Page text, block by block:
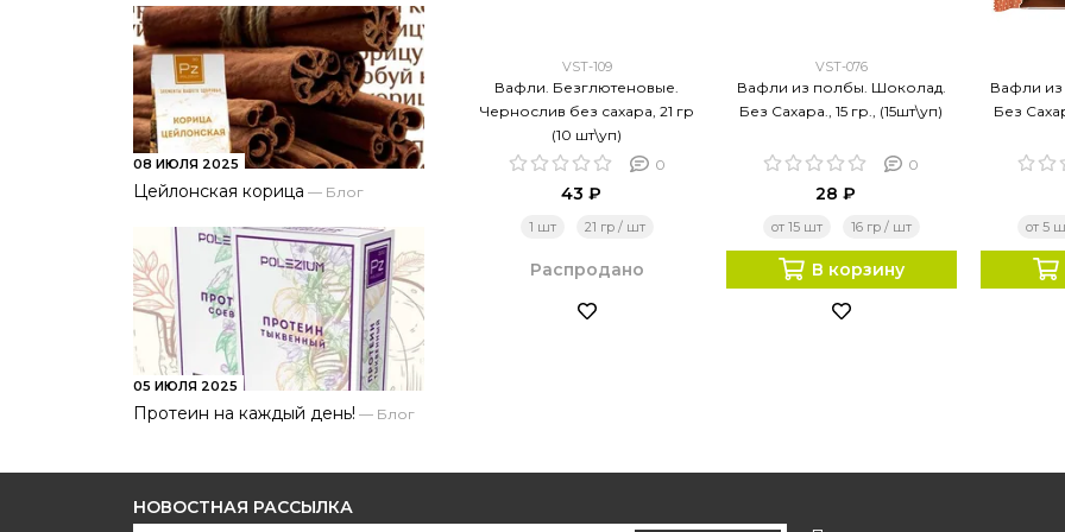
08 ИЮЛЯ 2025
Цейлонская корица — Блог
05 ИЮЛЯ 2025
Протеин на каждый день! — Блог
VST-109
Вафли. Безглютеновые.
Чернослив без сахара, 21 гр
(10 шт\уп)
0
43 ₽
1 шт 21 гр / шт
Распродано
VST-076
Вафли из полбы. Шоколад.
Без Сахара., 15 гр., (15шт\уп)
0
28 ₽
от 15 шт 16 гр / шт
В корзину
Вафли
Без
от 5
НОВОСТНАЯ РАССЫЛКА